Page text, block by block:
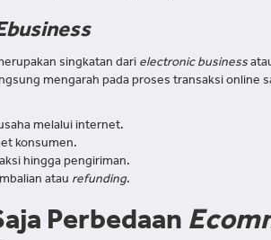
singkatan dari electronic business
mengarah pada proses transaksi online
melalui internet.
konsumen.
hingga pengiriman.
atau refunding.
Perbedaan